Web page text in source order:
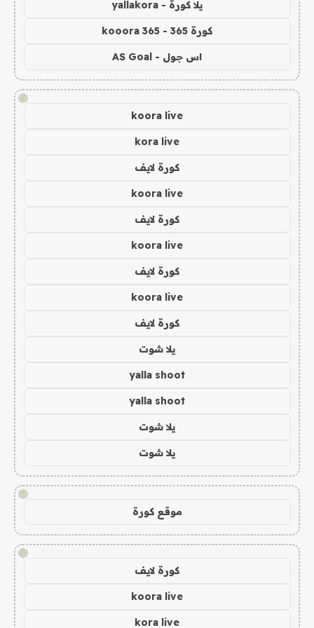
يلا كورة - yallakora
كورة 365 - kooora 365
اس جول - AS Goal
!
koora live
kora live
كورة لايف
koora live
كورة لايف
koora live
كورة لايف
koora live
كورة لايف
يلا شوت
yalla shoot
yalla shoot
يلا شوت
يلا شوت
!
موقع كورة
!
كورة لايف
koora live
kora live